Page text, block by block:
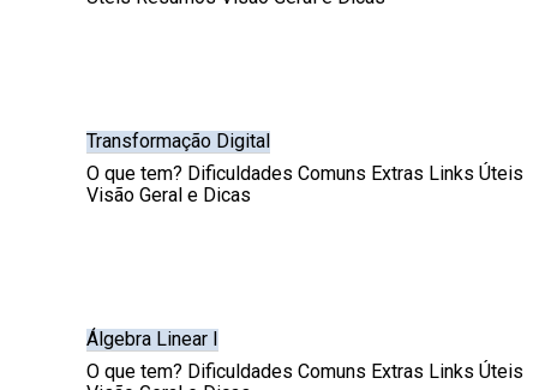
Transformação Digital
O que tem? Dificuldades Comuns Extras Links Úteis
Visão Geral e Dicas
Álgebra Linear I
O que tem? Dificuldades Comuns Extras Links Úteis